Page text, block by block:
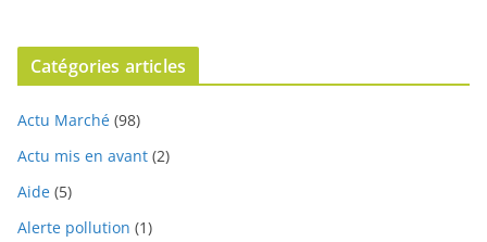
Catégories articles
Actu Marché (98)
Actu mis en avant (2)
Aide (5)
Alerte pollution (1)